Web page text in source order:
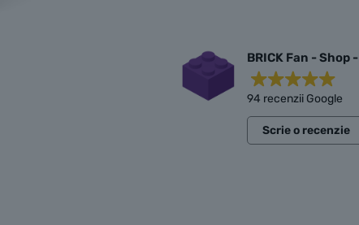
BRICK Fan - Shop -
94 recenzii Google
Scrie o recenzie